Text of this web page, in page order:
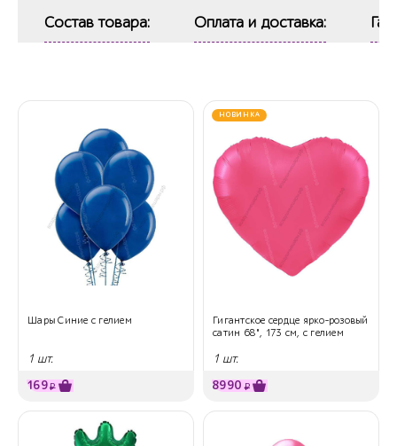
Состав товара: Оплата и доставка:
Шары Синие с гелием
1 шт.
169₽
НОВИНКА
Гигантское сердце ярко-розовый
сатин 68", 173 см, с гелием
1 шт.
8990 ₽